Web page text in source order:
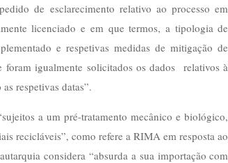
de esclarecimento relativo ao processo em
licenciado e em que termos, a tipologia de
e respetivas medidas de mitigação de
foram igualmente solicitados os dados relativos à
respetivas datas”.
a um pré-tratamento mecânico e biológico,
recicláveis”, como refere a RIMA em resposta ao
considera “absurda a sua importação com